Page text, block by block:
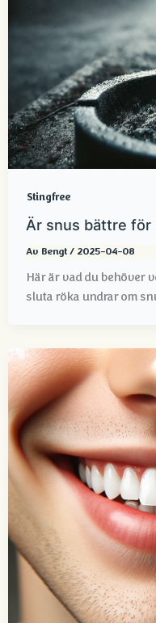
Stingfree
Är snus bättre för
Av Bengt / 2025-04-08
Här är vad du behöver
sluta röka undrar om